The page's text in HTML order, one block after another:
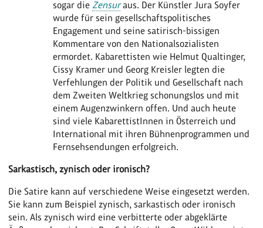
sogar die Zensuraus. Der Künstler Jura Soyfer
wurde für sein gesellschaftspolitisches
Engagement und seine satirisch-bissigen
Kommentare von den Nationalsozialisten
ermordet. Kabarettisten wie Helmut Qualtinger,
Cissy Kramer und Georg Kreisler legten die
Verfehlungen der Politik und Gesellschaft nach
dem Zweiten Weltkrieg schonungslos und mit
einem Augenzwinkern offen. Und auch heute
sind viele KabarettistInnen in Österreich und
International mit ihren Bühnenprogrammen und
Fernsehsendungen erfolgreich.
Sarkastisch, zynisch oder ironisch?
Die Satire kann auf verschiedene Weise eingesetzt werden.
Sie kann zum Beispiel zynisch, sarkastisch oder ironisch
sein. Als zynisch wird eine verbitterte oder abgeklärte